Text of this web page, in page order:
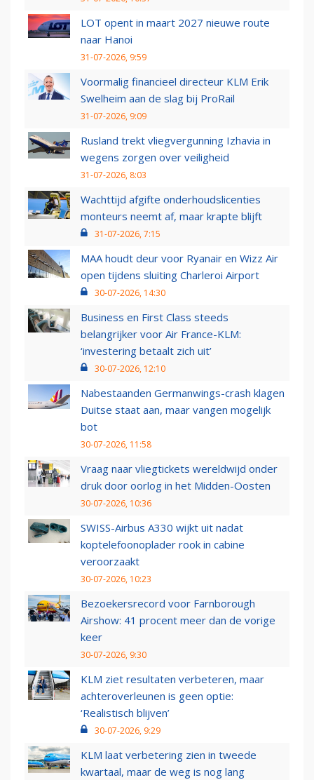
LOT opent in maart 2027 nieuwe route
naar Hanoi
31-07-2026, 9:59
Voormalig financieel directeur KLM Erik
Swelheim aan de slag bij ProRail
31-07-2026, 9:09
Rusland trekt vliegvergunning Izhavia in
wegens zorgen over veiligheid
31-07-2026, 8:03
Wachttijd afgifte onderhoudslicenties
monteurs neemt af, maar krapte blijft
31-07-2026, 7:15
MAA houdt deur voor Ryanair en Wizz Air
open tijdens sluiting Charleroi Airport
30-07-2026, 14:30
Business en First Class steeds
belangrijker voor Air France-KLM:
‘investering betaalt zich uit’
30-07-2026, 12:10
Nabestaanden Germanwings-crash klagen
Duitse staat aan, maar vangen mogelijk
bot
30-07-2026, 11:58
Vraag naar vliegtickets wereldwijd onder
druk door oorlog in het Midden-Oosten
30-07-2026, 10:36
SWISS-Airbus A330 wijkt uit nadat
koptelefoonoplader rook in cabine
veroorzaakt
30-07-2026, 10:23
Bezoekersrecord voor Farnborough
Airshow: 41 procent meer dan de vorige
keer
30-07-2026, 9:30
KLM ziet resultaten verbeteren, maar
achteroverleunen is geen optie:
‘Realistisch blijven’
30-07-2026, 9:29
KLM laat verbetering zien in tweede
kwartaal, maar de weg is nog lang